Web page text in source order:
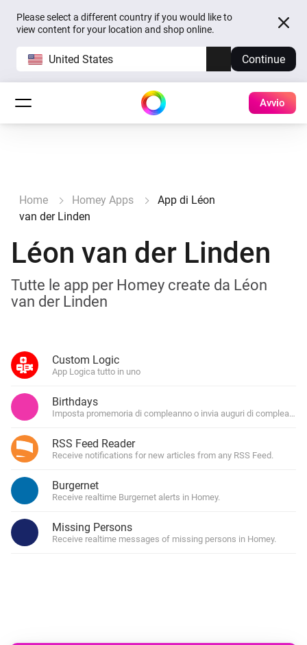
Please select a different country if you would like to
view content for your location and shop online.
United States Continue
Avvio
Home Homey Apps
App di Léon
van der Linden
Léon van der Linden
Tutte le app per Homey create da Léon
van der Linden
Custom Logic
App Logica tutto in uno
Birthdays
Imposta promemoria di compleanno o invia auguri di compleanno
RSS Feed Reader
Receive notifications for new articles from any RSS Feed.
Burgernet
Receive realtime Burgernet alerts in Homey.
Missing Persons
Receive realtime messages of missing persons in Homey.